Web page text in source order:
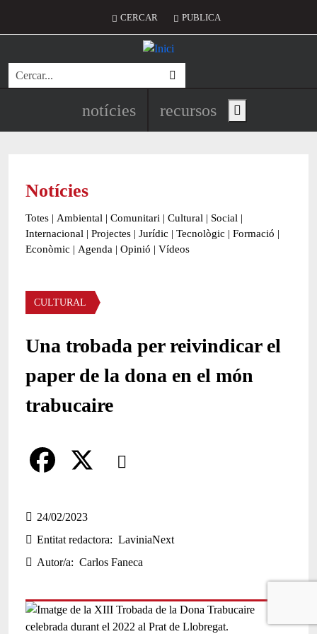
Menú del compte d'usuari
CERCAR PUBLICA
Cerca
Navegació principal de
notícies recursos Show main menu
Notícies
Totes | Ambiental | Comunitari | Cultural | Social |
Internacional | Projectes | Jurídic | Tecnològic | Formació |
Econòmic | Agenda | Opinió | Vídeos
Àmbit de la notícia
CULTURAL
Una trobada per reivindicar el
paper de la dona en el món
trabucaire
Comparteix
a
c
e
o
24/02/2023
Entitat redactora
LaviniaNext
Autor/a
Carlos Faneca